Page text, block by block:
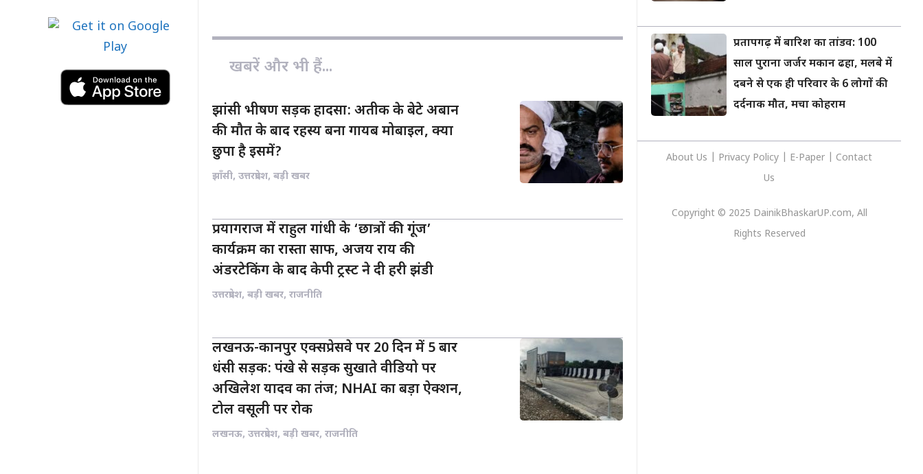
खबरें और भी हैं...
झांसी भीषण सड़क हादसा: अतीक के बेटे अबान
की मौत के बाद रहस्य बना गायब मोबाइल, क्या
छुपा है इसमें?
झाँसी, उत्तरप्रदेश, बड़ी खबर
प्रयागराज में राहुल गांधी के ‘छात्रों की गूंज’
कार्यक्रम का रास्ता साफ, अजय राय की
अंडरटेकिंग के बाद केपी ट्रस्ट ने दी हरी झंडी
उत्तरप्रदेश, बड़ी खबर, राजनीति
लखनऊ-कानपुर एक्सप्रेसवे पर 20 दिन में 5 बार
धंसी सड़क: पंखे से सड़क सुखाते वीडियो पर
अखिलेश यादव का तंज; NHAI का बड़ा ऐक्शन,
टोल वसूली पर रोक
लखनऊ, उत्तरप्रदेश, बड़ी खबर, राजनीति
प्रतापगढ़ में बारिश का तांडव: 100
साल पुराना जर्जर मकान ढहा, मलबे में
दबने से एक ही परिवार के 6 लोगों की
दर्दनाक मौत, मचा कोहराम
About Us Privacy Policy E-Paper
Contact
Us
Copyright © 2025 DainikBhaskarUP.com, All
Rights Reserved